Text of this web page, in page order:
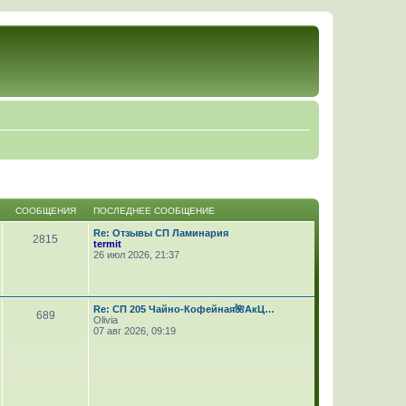
СООБЩЕНИЯ ПОСЛЕДНЕЕ СООБЩЕНИЕ
2815
Re: Отзывы СП Ламинария
termit
26 июл 2026, 21:37
689
Re: СП 205 Чайно-Кофейная🌺АкЦ…
Olivia
07 авг 2026, 09:19